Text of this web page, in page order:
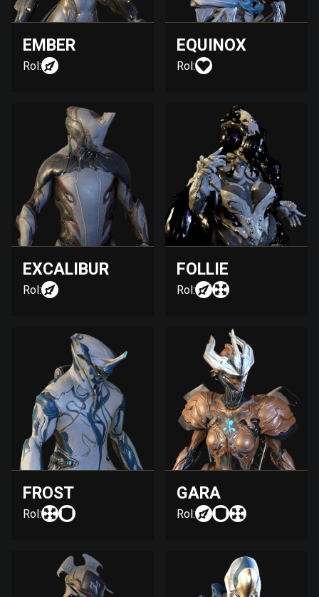
EMBER
Rol:
EQUINOX
Rol:
EXCALIBUR
Rol:
FOLLIE
Rol:
FROST
Rol:
GARA
Rol: